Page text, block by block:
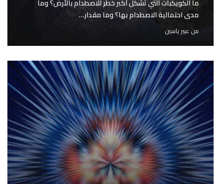
ما الكويكبات التي تشكل أكبر خطر للاصطدام بالأرض؟ وما
مدى احتمالية الاصطدام بها؟ وما مقدار…
منعبير ياسين